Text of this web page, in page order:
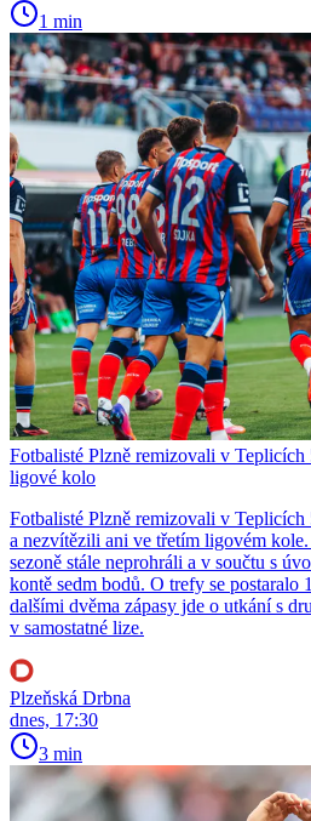
1 min
Fotbalisté Plzně remizovali v
ligové kolo
Fotbalisté Plzně remizovali v
a nezvítězili ani ve třetím ligovém
sezoně stále neprohráli a v součtu s
kontě sedm bodů. O trefy se postaralo
dalšími dvěma zápasy jde o utkání s
v samostatné lize.
Plzeňská Drbna
dnes, 17:30
3 min